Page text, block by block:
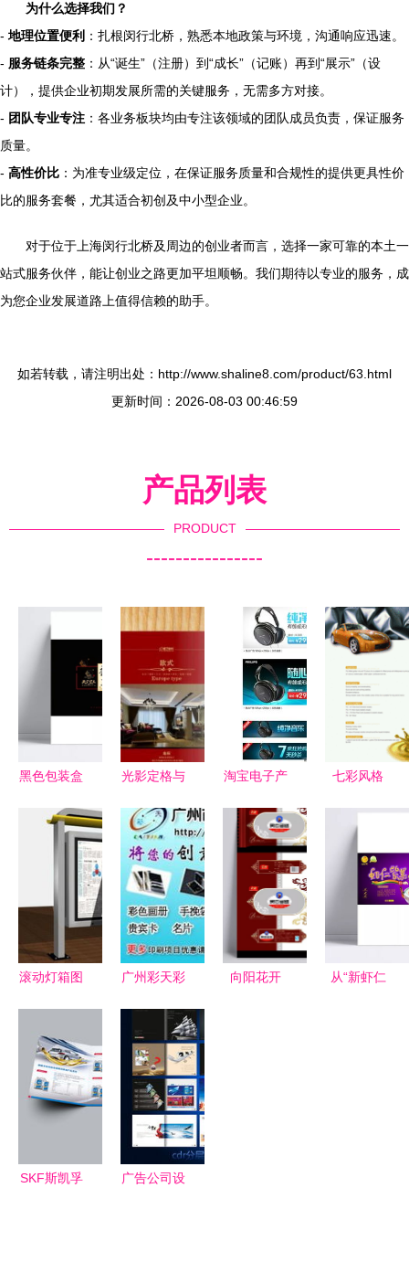
为什么选择我们？
- 地理位置便利 ：扎根闵行北桥，熟悉本地政策与环境，沟通响应迅速。
- 服务链条完整 ：从“诞生”（注册）到“成长”（记账）再到“展示”（设
计），提供企业初期发展所需的关键服务，无需多方对接。
- 团队专业专注 ：各业务板块均由专注该领域的团队成员负责，保证服务
质量。
- 高性价比 ：为准专业级定位，在保证服务质量和合规性的提供更具性价
比的服务套餐，尤其适合初创及中小型企业。
对于位于上海闵行北桥及周边的创业者而言，选择一家可靠的本土一
站式服务伙伴，能让创业之路更加平坦顺畅。我们期待以专业的服务，成
为您企业发展道路上值得信赖的助手。
如若转载，请注明出处：http://www.shaline8.com/product/63.html
更新时间：2026-08-03 00:46:59
产品列表
PRODUCT
----------------
黑色包装盒
高级氛围的
视觉叙事指
光影定格与
成都商业视
觉服务的全
方位解决方
案
淘宝电子产
图片代理代
办全攻略
七彩风格
刷、广告与
设计的通用
魅力与软件
滚动灯箱图
江龙广告制
品厂的高清
工艺
广州彩天彩
一站式广告
设计与软件
开发解决方
案
向阳花开
从“新虾仁
SKF斯凯孚
广告公司设